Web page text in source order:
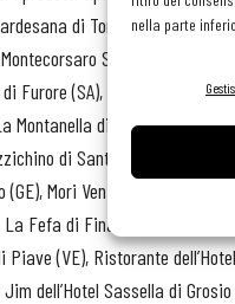
nella parte
di Torri Del Benaco
Scalo (MC),
Furore (SA), I 5 Campanili di
Montanella di Arquà
di Sant’Agata dei Due
(GE), Mori Venice Bar di
Fefa di Finale Emilia (MO),
Piave (VE), Ristorante
dell’Hotel Sassella di